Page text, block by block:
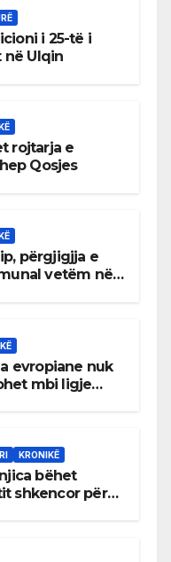
i 25-të i
në Ulqin
rojtarja e
Qosjes
përgjigjja e
vetëm në
evropiane nuk
mbi ligje
KRONIKË
bëhet
shkencor për